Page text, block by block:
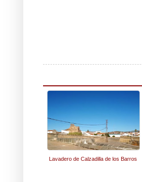
Lavadero de Calzadilla de los Barros